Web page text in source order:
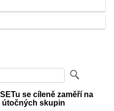
se cíleně zaměří na
skupin